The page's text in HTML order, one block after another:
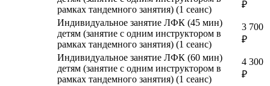
рамках тандемного занятия) (1 сеанс)
₽
Индивидуальное занятие ЛФК (45 мин)
детям (занятие с одним инструктором в
рамках тандемного занятия) (1 сеанс)
3 700
₽
Индивидуальное занятие ЛФК (60 мин)
детям (занятие с одним инструктором в
рамках тандемного занятия) (1 сеанс)
4 300
₽